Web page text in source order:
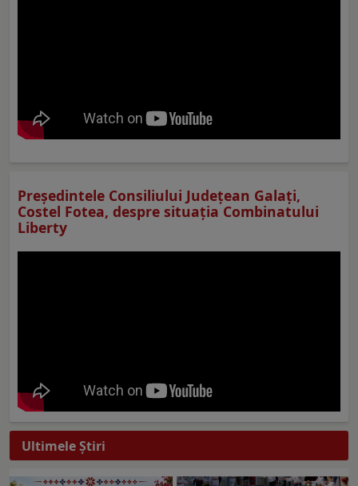
Preşedintele Consiliului Judeţean Galaţi,
Costel Fotea, despre situaţia Combinatului
Liberty
Ultimele Ştiri